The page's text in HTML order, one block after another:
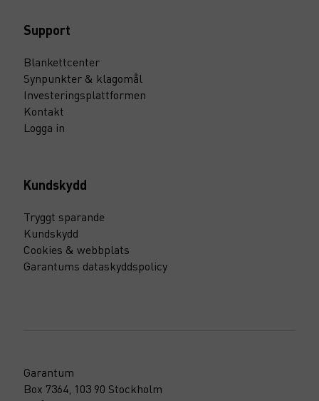
Support
Blankettcenter
Synpunkter & klagomål
Investeringsplattformen
Kontakt
Logga in
Kundskydd
Tryggt sparande
Kundskydd
Cookies & webbplats
Garantums dataskyddspolicy
Garantum
Box 7364, 103 90 Stockholm